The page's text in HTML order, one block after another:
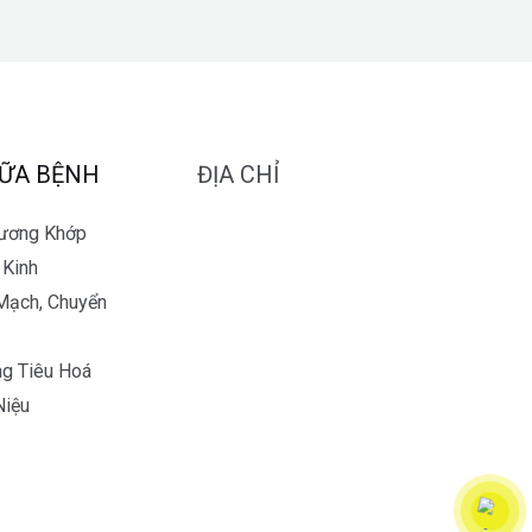
BỆNH
Khớp
Chuyển
Tiêu Hoá
ĐỊA CHỈ